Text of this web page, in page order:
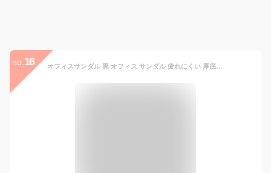
no. 16 オフィスサンダル 黒 オフィス サンダル 疲れにくい 厚底 レディース ナースサンダル ブラック 疲れない 軽い 軽量 オフィスサンダル パンジー 抗菌 防臭 クロスベルト ギャル服 通販 女性【あす楽】レディース サンダル おしゃれ かわいい 10代 20代 30代 40代